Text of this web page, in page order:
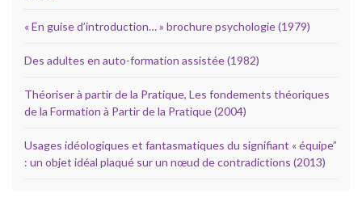
« En guise d’introduction… » brochure psychologie (1979)
Des adultes en auto-formation assistée (1982)
Théoriser à partir de la Pratique, Les fondements théoriques
de la Formation à Partir de la Pratique (2004)
Usages idéologiques et fantasmatiques du signifiant « équipe”
: un objet idéal plaqué sur un nœud de contradictions (2013)